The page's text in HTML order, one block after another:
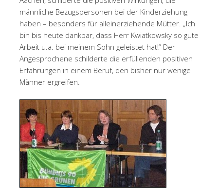
männliche Bezugspersonen bei der Kinderziehung
haben – besonders für alleinerziehende Mütter. „Ich
bin bis heute dankbar, dass Herr Kwiatkowsky so gute
Arbeit u.a. bei meinem Sohn geleistet hat!“ Der
Angesprochene schilderte die erfüllenden positiven
Erfahrungen in einem Beruf, den bisher nur wenige
Männer ergreifen.